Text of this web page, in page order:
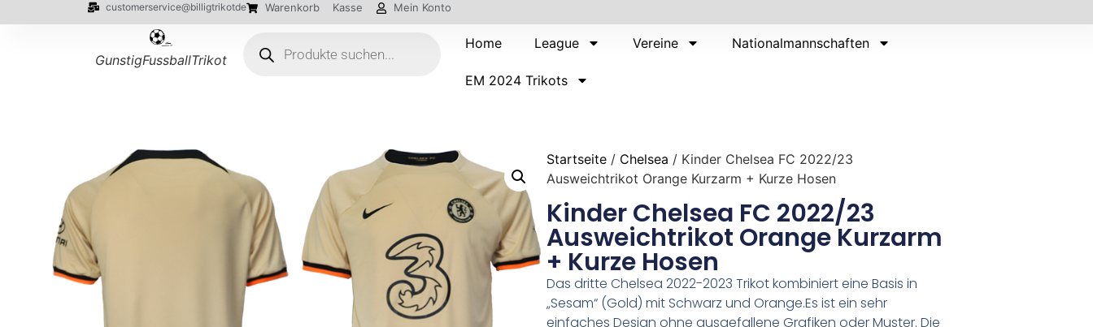
customerservice@billigtrikotde Warenkorb Kasse Mein Konto
GunstigFussballTrikot
Home League Vereine Nationalmannschaften
EM 2024 Trikots
Startseite / Chelsea / Kinder Chelsea FC 2022/23
Ausweichtrikot Orange Kurzarm + Kurze Hosen
Kinder Chelsea FC 2022/23
Ausweichtrikot Orange Kurzarm
+ Kurze Hosen
Das dritte Chelsea 2022-2023 Trikot kombiniert eine Basis in
„Sesam“ (Gold) mit Schwarz und Orange.Es ist ein sehr
einfaches Design ohne ausgefallene Grafiken oder Muster. Die